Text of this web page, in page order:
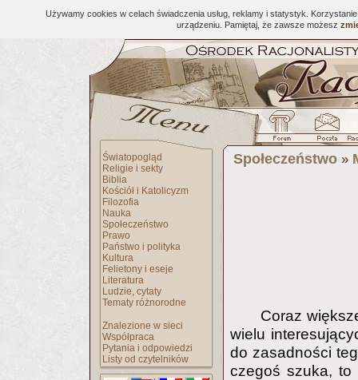
Używamy cookies w celach świadczenia usług, reklamy i statystyk.
urządzeniu. Pamiętaj, że zawsze możesz
Światopogląd
Religie i sekty
Biblia
Kościół i Katolicyzm
Filozofia
Nauka
Społeczeństwo
Prawo
Państwo i polityka
Kultura
Felietony i eseje
Literatura
Ludzie, cytaty
Tematy różnorodne
Znalezione w sieci
Współpraca
Pytania i odpowiedzi
Listy od czytelników
Społeczeństwo »
Coraz
wielu
do zasadności
czegoś szuka, to